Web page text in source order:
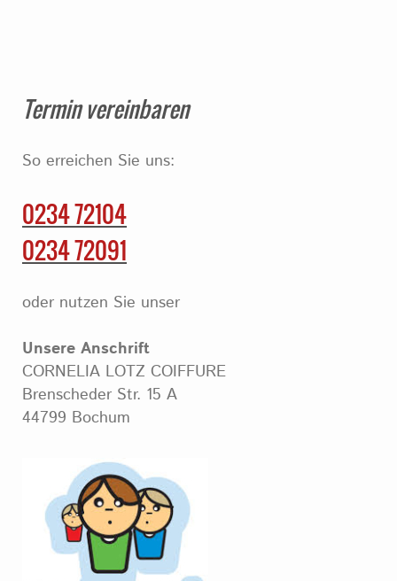
Termin vereinbaren
So erreichen Sie uns:
0234 72104
0234 72091
oder nutzen Sie unser
Unsere Anschrift
CORNELIA LOTZ COIFFURE
Brenscheder Str. 15 A
44799 Bochum